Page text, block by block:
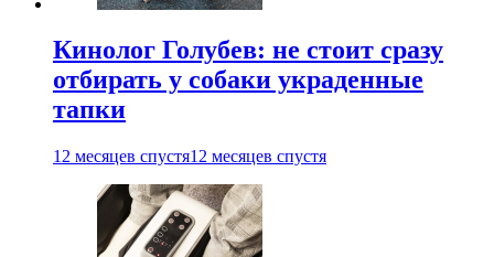
Кинолог Голубев: не стоит сразу
отбирать у собаки украденные
тапки
12 месяцев спустя12 месяцев спустя